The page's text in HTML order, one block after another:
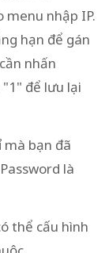
nhập IP.
hạn để gán
nhấn
để lưu lại
bạn đã
là
thể cấu hình